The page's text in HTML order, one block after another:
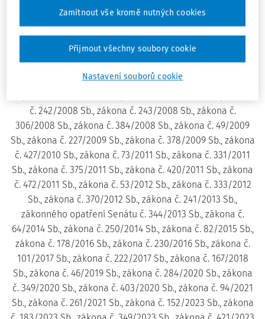
vyšším odborném a jiném vzdělávání (školský zákon), ve
zákona č. 158/2006 Sb., zákona č. 161/2006 Sb., zákona č.
165/2006 Sb., zákona č. 179/2006 Sb., zákona č. 342/2006
Sb., zákona č. 624/2006 Sb., zákona č. 217/2007 Sb., zákona
č. 296/2007 Sb., zákona č. 343/2007 Sb., zákona č. 58/2008
č. 242/2008 Sb., zákona č. 243/2008 Sb., zákona č.
306/2008 Sb., zákona č. 384/2008 Sb., zákona č. 49/2009
Sb., zákona č. 227/2009 Sb., zákona č. 378/2009 Sb., zákona
č. 427/2010 Sb., zákona č. 73/2011 Sb., zákona č. 331/2011
Sb., zákona č. 375/2011 Sb., zákona č. 420/2011 Sb., zákona
č. 472/2011 Sb., zákona č. 53/2012 Sb., zákona č. 333/2012
Sb., zákona č. 370/2012 Sb., zákona č. 241/2013 Sb.,
zákonného opatření Senátu č. 344/2013 Sb., zákona č.
64/2014 Sb., zákona č. 250/2014 Sb., zákona č. 82/2015 Sb.,
zákona č. 178/2016 Sb., zákona č. 230/2016 Sb., zákona č.
101/2017 Sb., zákona č. 222/2017 Sb., zákona č. 167/2018
Sb., zákona č. 46/2019 Sb., zákona č. 284/2020 Sb., zákona
č. 349/2020 Sb., zákona č. 403/2020 Sb., zákona č. 94/2021
Sb., zákona č. 261/2021 Sb., zákona č. 152/2023 Sb., zákona
Nastavení souborů cookie
Zamítnout vše kromě nutných cookies
Přijmout všechny soubory cookie